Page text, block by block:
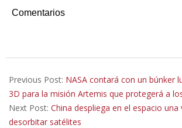
Comentarios
07-
10
Previous Post: NASA contará con un búnker
3D para la misión Artemis que protegerá a
Next Post: China despliega en el espacio una
desorbitar satélites